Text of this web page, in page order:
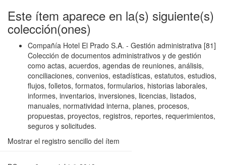
Este ítem aparece en la(s) siguiente(s)
colección(ones)
Compañía Hotel El Prado S.A. - Gestión administrativa [81]
Colección de documentos administrativos y de gestión
como actas, acuerdos, agendas de reuniones, análisis,
conciliaciones, convenios, estadísticas, estatutos, estudios,
flujos, folletos, formatos, formularios, historias laborales,
informes, inventarios, inversiones, licencias, listados,
manuales, normatividad interna, planes, procesos,
propuestas, proyectos, registros, reportes, requerimientos,
seguros y solicitudes.
Mostrar el registro sencillo del ítem